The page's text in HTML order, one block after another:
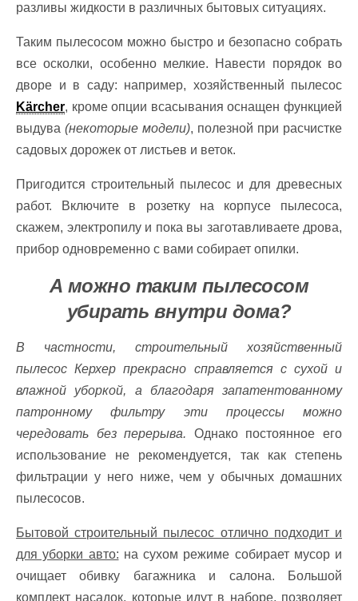
разливы жидкости в различных бытовых ситуациях.
Таким пылесосом можно быстро и безопасно собрать
все осколки, особенно мелкие. Навести порядок во
дворе и в саду: например, хозяйственный пылесос
Kärcher, кроме опции всасывания оснащен функцией
выдува (некоторые модели), полезной при расчистке
садовых дорожек от листьев и веток.
Пригодится строительный пылесос и для древесных
работ. Включите в розетку на корпусе пылесоса,
скажем, электропилу и пока вы заготавливаете дрова,
прибор одновременно с вами собирает опилки.
А можно таким пылесосом
убирать внутри дома?
В частности, строительный хозяйственный
пылесос Керхер прекрасно справляется с сухой и
влажной уборкой, а благодаря запатентованному
патронному фильтру эти процессы можно
чередовать без перерыва. Однако постоянное его
использование не рекомендуется, так как степень
фильтрации у него ниже, чем у обычных домашних
пылесосов.
Бытовой строительный пылесос отлично подходит и
для уборки авто: на сухом режиме собирает мусор и
очищает обивку багажника и салона. Большой
комплект насадок, которые идут в наборе, позволяет